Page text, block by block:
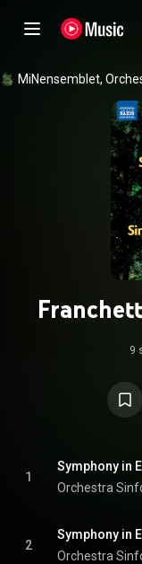
MiNensemblet,
9
1
Symphony in
2
Symphony in